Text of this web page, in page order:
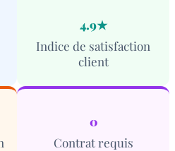
4.9★
Indice de satisfaction
client
0
Contrat requis